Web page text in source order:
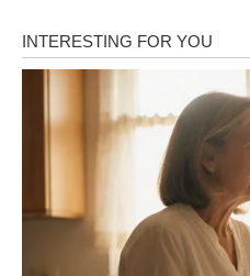
U borbi protiv glodavaca,
pravovremena reakcija. Prvi
pristupa kroz zatvaranje
poput aluminijske folije,
se učinkovitim jer ih miševi
drveta ili plastike.